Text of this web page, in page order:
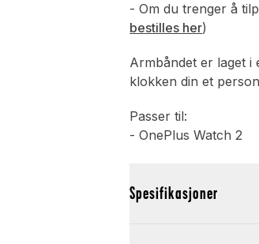
- Om du trenger å
bestilles her)
Armbåndet er laget i
klokken din et
Passer til:
- OnePlus Watch 2
Spesifikasjoner